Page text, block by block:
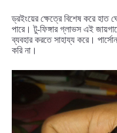
ড্রইংয়ের ক্ষেত্রে বিশেষ করে হাত
পারে। টু-ফিঙ্গার গ্লাভস এই
ব্যবহার করতে সাহায্য করে।
করি না।